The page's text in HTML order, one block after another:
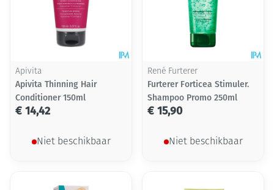
Apivita
Apivita Thinning Hair
Conditioner 150ml
€ 14,42
Niet beschikbaar
René Furterer
Furterer Forticea Stimuler.
Shampoo Promo 250ml
€ 15,90
Niet beschikbaar